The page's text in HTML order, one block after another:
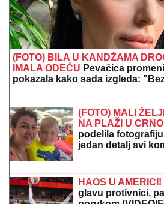
"MNOGO SAM TUŽAN, POČIVAJ
umrla nakon borbe sa
transplantaciju koštane srži, pa
Emir Habibović se oprostio
(FOTO)
CRVENI OGRTAČ
PLAVUŠIĆerka
pokazala kako
JOŠ JEDNO
DRAGANA
veridbe priredio